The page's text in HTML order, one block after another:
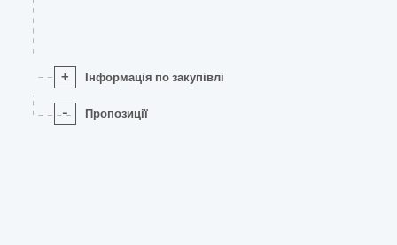
+ Інформація по закупівлі
- Пропозиції